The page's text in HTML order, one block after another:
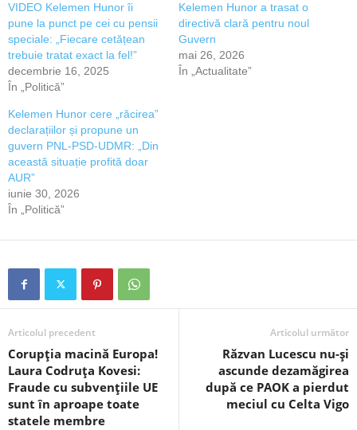
VIDEO Kelemen Hunor îi
pune la punct pe cei cu pensii
speciale: „Fiecare cetățean
trebuie tratat exact la fel!”
decembrie 16, 2025
În „Politică”
Kelemen Hunor a trasat o
directivă clară pentru noul
Guvern
mai 26, 2026
În „Actualitate”
Kelemen Hunor cere „răcirea”
declarațiilor și propune un
guvern PNL-PSD-UDMR: „Din
această situație profită doar
AUR”
iunie 30, 2026
În „Politică”
Articolul precedent
Corupția macină Europa!
Laura Codruța Kovesi:
Fraude cu subvențiile UE
sunt în aproape toate
statele membre
Articolul următor
Răzvan Lucescu nu-și
ascunde dezamăgirea
după ce PAOK a pierdut
meciul cu Celta Vigo